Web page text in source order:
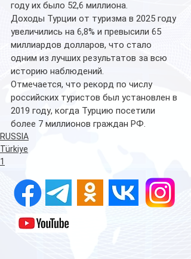
году их было 52,6 миллиона.
Доходы Турции от туризма в 2025 году
увеличились на 6,8% и превысили 65
миллиардов долларов, что стало
одним из лучших результатов за всю
историю наблюдений.
Отмечается, что рекорд по числу
российских туристов был установлен в
2019 году, когда Турцию посетили
более 7 миллионов граждан РФ.
RUSSIA
Türkiye
1